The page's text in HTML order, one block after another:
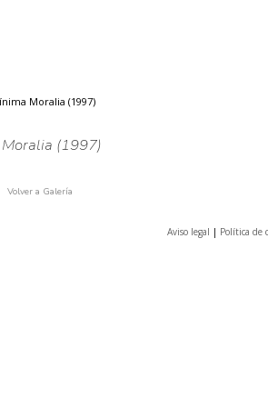
Moralia (1997)
(1997)
Volver a Galería
Aviso legal | Política de